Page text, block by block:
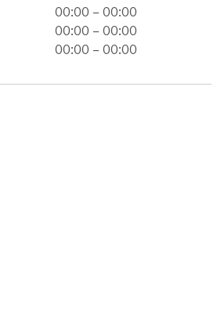
00:00 – 00:00
00:00 – 00:00
00:00 – 00:00